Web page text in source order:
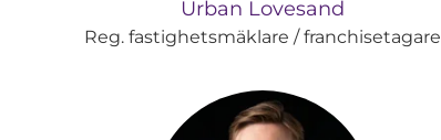
Urban Lovesand
Reg. fastighetsmäklare / franchisetagare